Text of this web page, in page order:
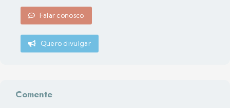
Falar conosco
Quero divulgar
Comente